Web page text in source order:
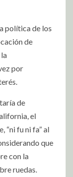
política de los
de
por
de
el
“ni fu ni fa” al
que
con la
ruedas.